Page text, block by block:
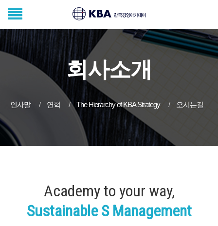
회사소개
인사말 연혁 The Hierarchy of KBA Strategy 오시는길
Academy to your way,
Sustainable S Management